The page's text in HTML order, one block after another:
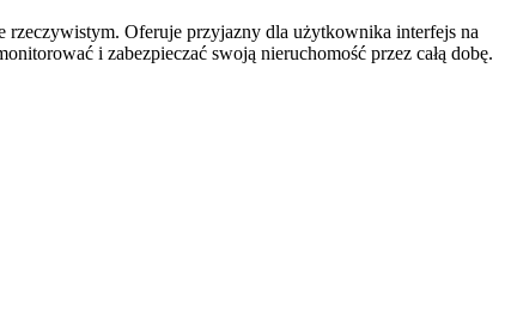
Oferuje przyjazny dla użytkownika interfejs na
i zabezpieczać swoją nieruchomość przez całą dobę.